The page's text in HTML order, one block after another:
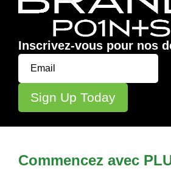
Inscrivez-vous pour nos
Commencez avec